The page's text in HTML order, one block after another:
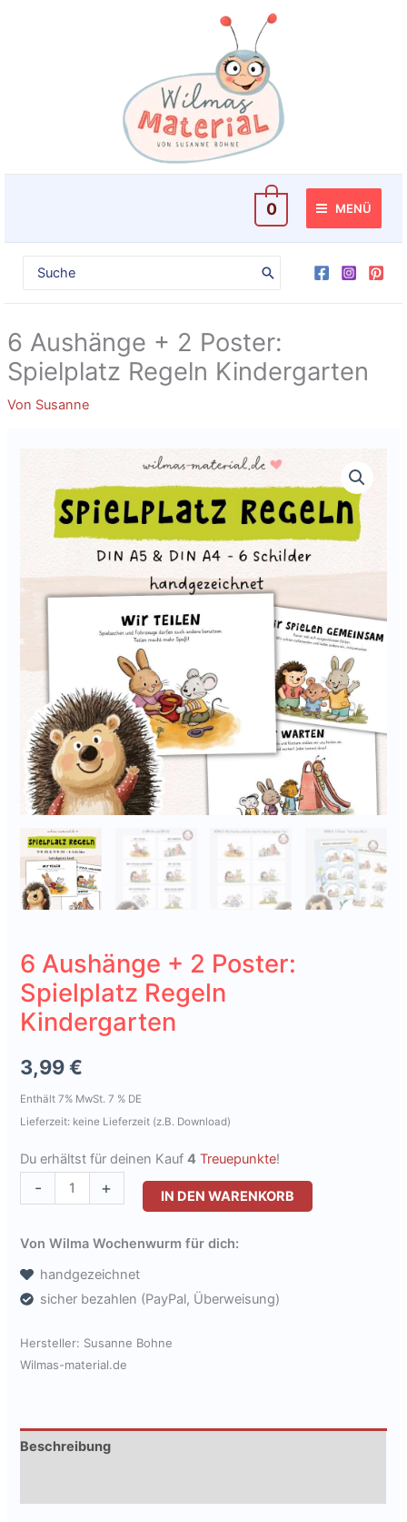
0 MENÜ
Search
for:
6 Aushänge + 2 Poster:
Spielplatz Regeln Kindergarten
Von Susanne
6 Aushänge + 2 Poster:
Spielplatz Regeln
Kindergarten
3,99€
Enthält 7% MwSt. 7 % DE
Lieferzeit: keine Lieferzeit (z.B. Download)
Du erhältst für deinen Kauf4 Treuepunkte!
-
Aushänge
Poster:
Spielplatz
+ IN DEN WARENKORB
Von Wilma Wochenwurm für dich:
handgezeichnet
sicher bezahlen (PayPal, Überweisung)
Hersteller: Susanne Bohne
Wilmas-material.de
Beschreibung
Regeln
Kindergarten
[Digital]